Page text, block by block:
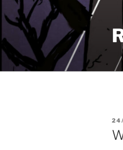
Pular
para
conteúdo
EM